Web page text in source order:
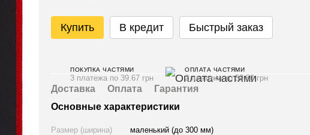
Купить В кредит Быстрый заказ
ПОКУПКА ЧАСТЯМИ
3 платежа по 39.67 грн
ОПЛАТА ЧАСТЯМИ
2 платежа по 59.50 грн
Доставка Оплата
Гарантия
Основные характеристики
Размер (ширина)
маленький (до 300 мм)